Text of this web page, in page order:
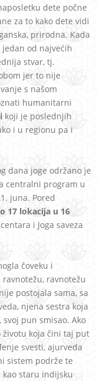
dete počne
za to kako dete vidi
prirodna. Kada
od najvećih
stvar, tj.
jer to nije
s našom
humanitarni
koji je poslednjih
i u regionu pa i
dana joge održano je
centralni program u
juna. Pored
17 lokacija u 16
i Joga saveza
čoveku i
ravnotežu
postojala sama, sa
njena sestra koja
pun smisao. Ako
životu koja čini taj put
svesti, ajurveda
sistem podrže te
kao staru indijsku